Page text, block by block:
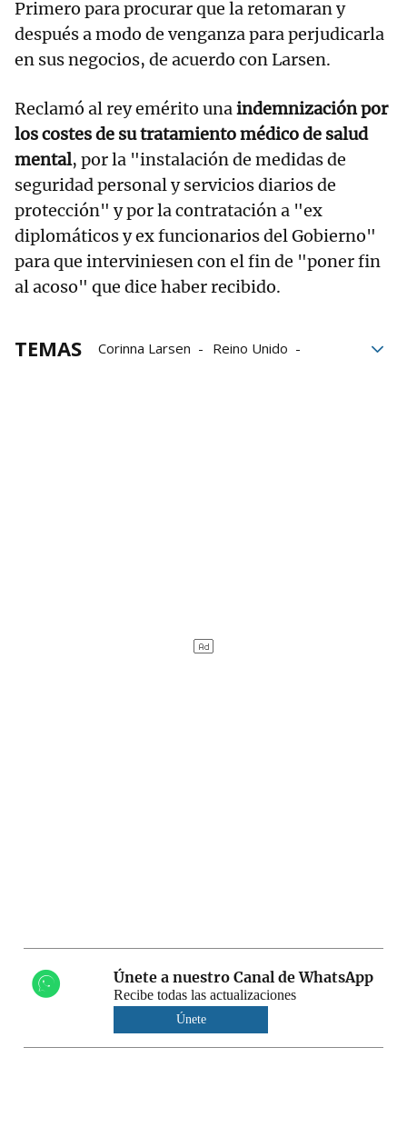
Primero para procurar que la retomaran y
después a modo de venganza para perjudicarla
en sus negocios, de acuerdo con Larsen.
Reclamó al rey emérito unaindemnización por
los costes de su tratamiento médico de salud
mental, por la "instalación de medidas de
seguridad personal y servicios diarios de
protección" y por la contratación a "ex
diplomáticos y ex funcionarios del Gobierno"
para que interviniesen con el fin de "poner fin
al acoso" que dice haber recibido.
TEMAS Corinna Larsen
Reino Unido
Únete a nuestro Canal de WhatsApp
Recibe todas las actualizaciones
Únete